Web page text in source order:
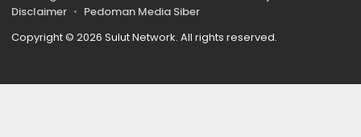
Disclaimer
Pedoman Media Siber
Copyright © 2026 Sulut Network. All rights reserved.